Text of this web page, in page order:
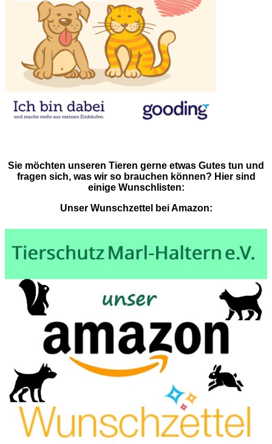
Sie möchten unseren Tieren gerne etwas Gutes tun und
fragen sich, was wir so brauchen können? Hier sind
einige Wunschlisten:
Unser Wunschzettel bei Amazon: